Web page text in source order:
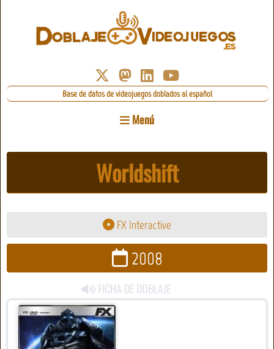
Base de datos de videojuegos doblados al español
Menú
Worldshift
FX Interactive
2008
FICHA DE DOBLAJE